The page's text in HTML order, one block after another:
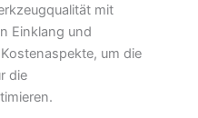
mit
Einklang und
um die
die